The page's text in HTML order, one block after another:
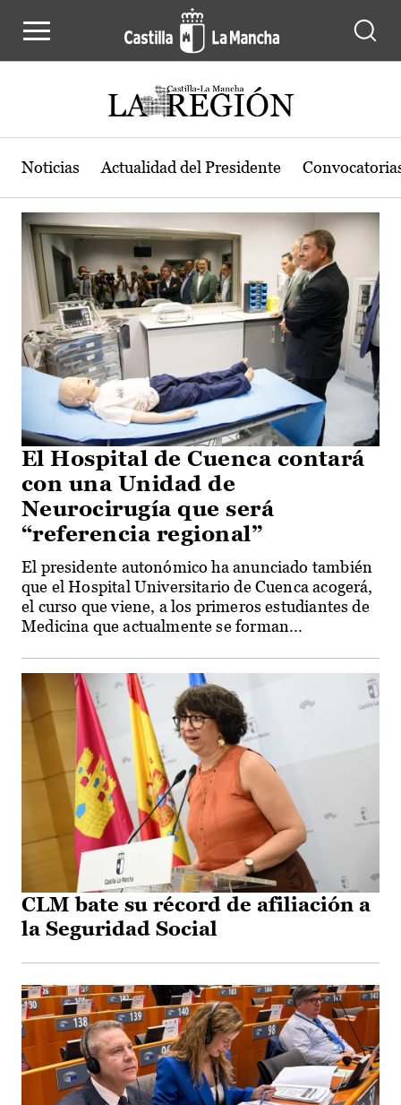
Actualidad de la región de Castilla-
Noticias Actualidad del Presidente
El Hospital de Cuenca contará
con una Unidad de
Neurocirugía que será
“referencia regional”
El presidente autonómico ha anunciado también
que el Hospital Universitario de Cuenca acogerá,
el curso que viene, a los primeros estudiantes de
Medicina que actualmente se forman...
CLM bate su récord de afiliación a
la Seguridad Social